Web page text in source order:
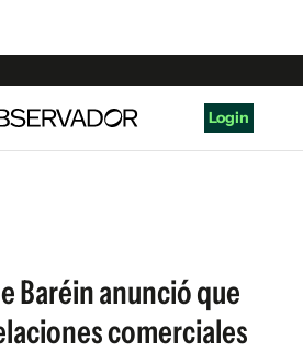
Login
Baréin anunció que
comerciales